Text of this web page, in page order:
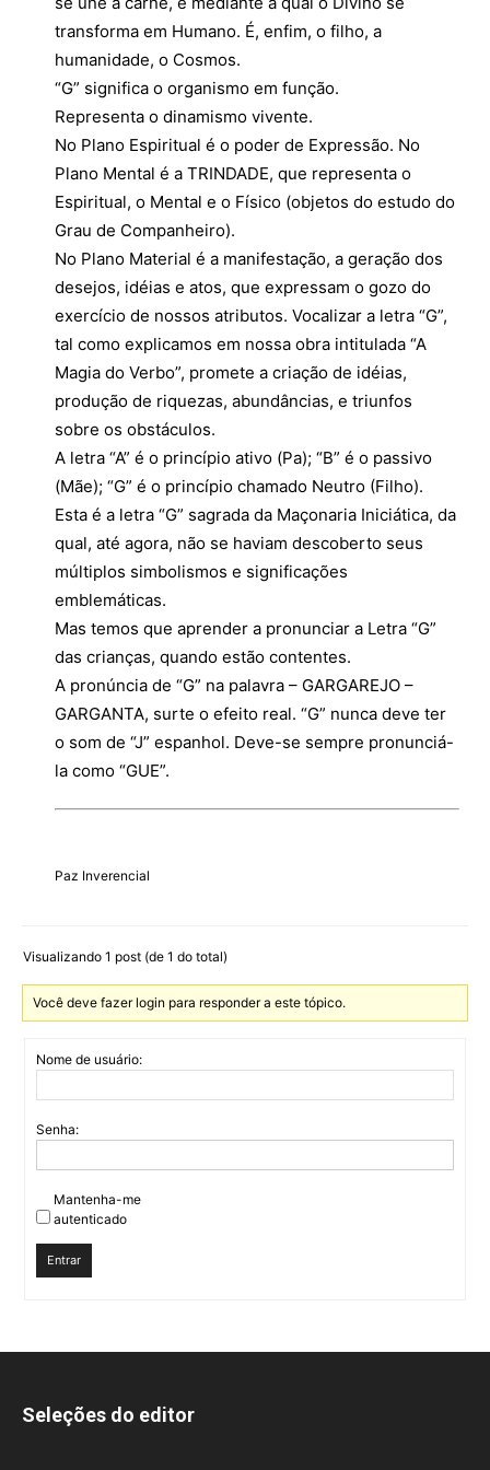
transforma em Humano. É, enfim, o filho, a
humanidade, o Cosmos.
“G” significa o organismo em função.
Representa o dinamismo vivente.
No Plano Espiritual é o poder de Expressão. No
Plano Mental é a TRINDADE, que representa o
Espiritual, o Mental e o Físico (objetos do estudo do
Grau de Companheiro).
No Plano Material é a manifestação, a geração dos
desejos, idéias e atos, que expressam o gozo do
exercício de nossos atributos. Vocalizar a letra “G”,
tal como explicamos em nossa obra intitulada “A
Magia do Verbo”, promete a criação de idéias,
produção de riquezas, abundâncias, e triunfos
sobre os obstáculos.
A letra “A” é o princípio ativo (Pa); “B” é o passivo
(Mãe); “G” é o princípio chamado Neutro (Filho).
Esta é a letra “G” sagrada da Maçonaria Iniciática, da
qual, até agora, não se haviam descoberto seus
múltiplos simbolismos e significações
emblemáticas.
Mas temos que aprender a pronunciar a Letra “G”
das crianças, quando estão contentes.
A pronúncia de “G” na palavra – GARGAREJO –
GARGANTA, surte o efeito real. “G” nunca deve ter
o som de “J” espanhol. Deve-se sempre pronunciá-
la como “GUE”.
Paz Inverencial
Visualizando 1 post (de 1 do total)
Você deve fazer login para responder a este tópico.
Nome de usuário:
Senha:
Mantenha-me
autenticado
Entrar
Seleções do editor